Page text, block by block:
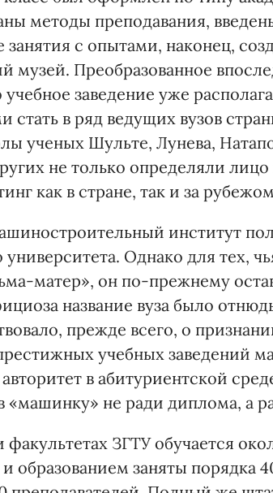
методы преподавания,
занятия с опытами, наконец,
музей. Преобразованное
учебное заведение уже
стать в ряд ведущих вузов
ученых Шульте, Лунева,
не только определяли
как в стране, так и за
институт
университета. Однако для тех,
матер», он по-прежнему
название вуза было
прежде всего, о
учебных заведений
в абитуриентской
«машинку» не ради диплома, а
ЗГТУ обучается
образованием заняты порядка